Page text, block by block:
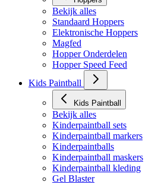
Hoppers
Bekijk alles
Standaard Hoppers
Elektronische Hoppers
Magfed
Hopper Onderdelen
Hopper Speed Feed
Kids Paintball
Kids Paintball
Bekijk alles
Kinderpaintball sets
Kinderpaintball markers
Kinderpaintballs
Kinderpaintball maskers